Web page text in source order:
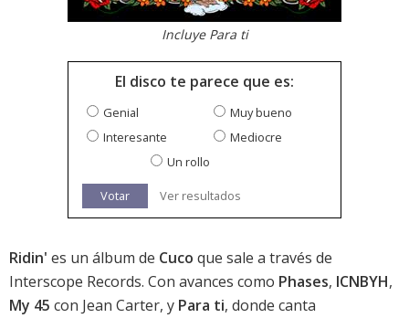
Incluye Para ti
El disco te parece que es:
Genial
Muy bueno
Interesante
Mediocre
Un rollo
Votar Ver resultados
Ridin' es un álbum de Cuco que sale a través de
Interscope Records. Con avances como Phases, ICNBYH,
My 45 con Jean Carter, y Para ti, donde canta